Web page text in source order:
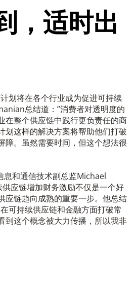
，适时出
划将在各个行业成为促进可持续
总结道：”消费者对透明度的
在整个供应链中践行更负责任的商
划这样的解决方案将帮助他们打破
障。虽然需要时间，但这个想法很
息和通信技术副总监Michael
应链增加财务激励不仅是一个好
应链趋向成熟的重要一步。他总结
可持续供应链和金融方面打破常
到这个概念被大力传播，所以我非